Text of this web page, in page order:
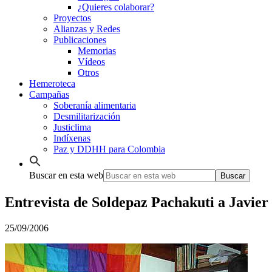
¿Quieres colaborar?
Proyectos
Alianzas y Redes
Publicaciones
Memorias
Vídeos
Otros
Hemeroteca
Campañas
Soberanía alimentaria
Desmilitarización
Justiclima
Indíxenas
Paz y DDHH para Colombia
Buscar en esta web
Entrevista de Soldepaz Pachakuti a
25/09/2006